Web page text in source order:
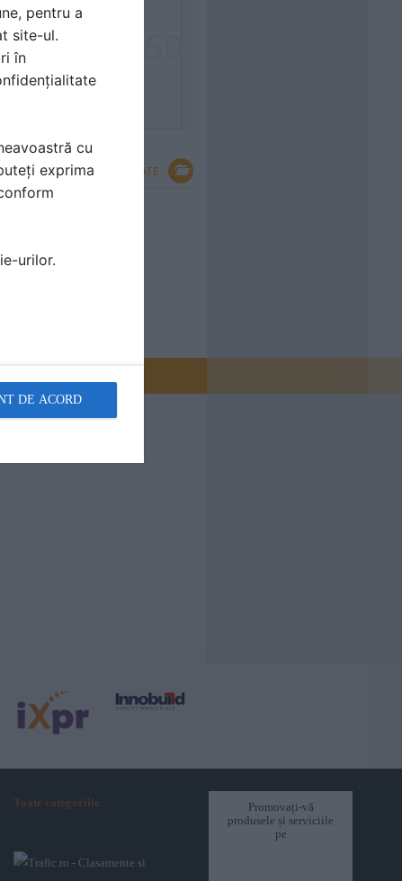
VEZI TOATE
Toate categoriile
Promovați-vă
produsele și serviciile
pe
pentru a
site-ul.
în
cu
exprima
urilor.
DE ACORD